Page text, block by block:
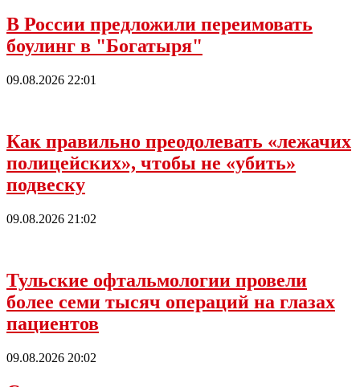
В России предложили переимовать
боулинг в "Богатыря"
09.08.2026 22:01
Как правильно преодолевать «лежачих
полицейских», чтобы не «убить»
подвеску
09.08.2026 21:02
Тульские офтальмологии провели
более семи тысяч операций на глазах
пациентов
09.08.2026 20:02